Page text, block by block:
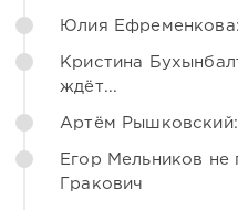
Юлия
Кристина
ждёт...
Артём Рышковский:
Егор Мельников не
Гракович